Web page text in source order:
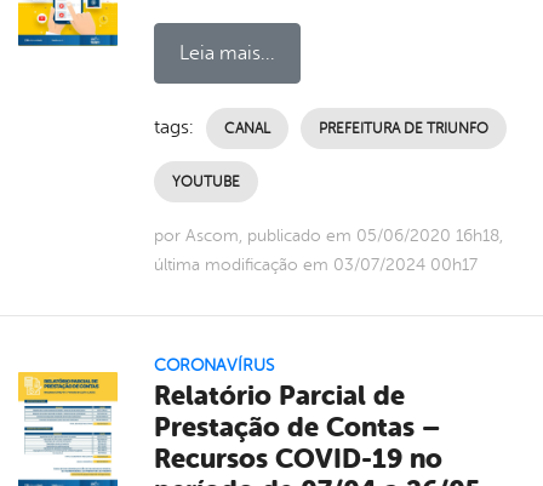
Leia mais...
tags: CANAL PREFEITURA DE TRIUNFO
YOUTUBE
por Ascom, publicado em 05/06/2020 16h18,
última modificação em 03/07/2024 00h17
CORONAVÍRUS
Relatório Parcial de
Prestação de Contas –
Recursos COVID-19 no